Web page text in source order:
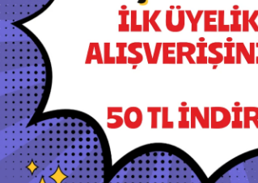
›
Orijinal Ürün - Yetkili
₺400,00
Daha Fazla Keçeler